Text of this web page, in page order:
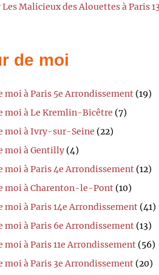
Malicieux des Alouettes à Paris
de moi
moi à Paris 5e Arrondissement (19)
moi à Le Kremlin-Bicêtre (7)
moi à Ivry-sur-Seine (22)
moi à Gentilly (4)
moi à Paris 4e Arrondissement (12)
moi à Charenton-le-Pont (10)
moi à Paris 14e Arrondissement (41)
moi à Paris 6e Arrondissement (13)
moi à Paris 11e Arrondissement (56)
moi à Paris 3e Arrondissement (20)